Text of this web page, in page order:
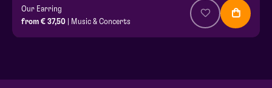
Our Earring
from € 37,50 | Music & Concerts